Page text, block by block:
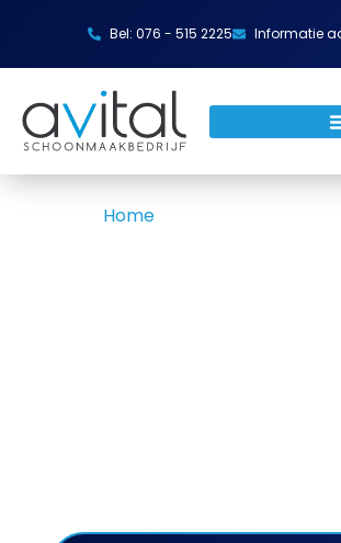
Bel: 076 - 515 2225 Informatie
Home
vakkundig, door heel